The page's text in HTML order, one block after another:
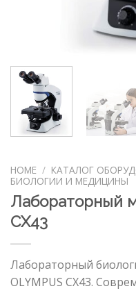
HOME / КАТАЛОГ
БИОЛОГИИ И МЕДИЦИНЫ
Лабораторный
CX43
Лабораторный
OLYMPUS CX43.